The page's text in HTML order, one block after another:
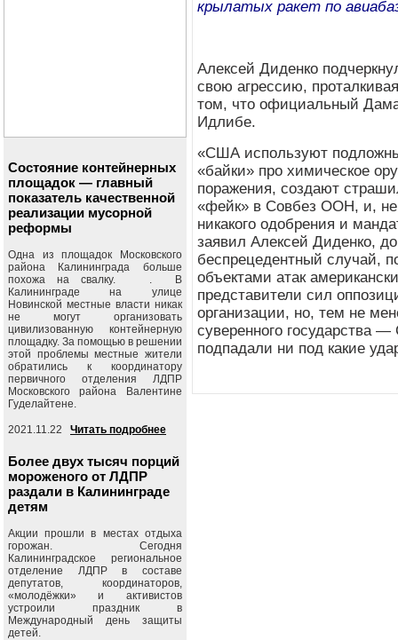
крылатых ракет по
Алексей Диденко
свою агрессию,
том, что официальный
Идлибе.
«США используют
«байки» про химическое
поражения, создают
«фейк» в Совбез ООН, и, не
никакого одобрения и
заявил Алексей Диденко,
беспрецедентный случай,
объектами атак
представители сил
организации, но, тем не
суверенного государства
подпадали ни под какие
Состояние контейнерных
площадок — главный
показатель качественной
реализации мусорной
реформы
Одна из площадок Московского
района Калининграда больше
похожа на свалку. . В
Калининграде на улице
Новинской местные власти никак
не могут организовать
цивилизованную контейнерную
площадку. За помощью в решении
этой проблемы местные жители
обратились к координатору
первичного отделения ЛДПР
Московского района Валентине
Гуделайтене.
2021.11.22 Читать подробнее
Более двух тысяч порций
мороженого от ЛДПР
раздали в Калининграде
детям
Акции прошли в местах отдыха
горожан. Сегодня
Калининградское региональное
отделение ЛДПР в составе
депутатов, координаторов,
«молодёжки» и активистов
устроили праздник в
Международный день защиты
детей.